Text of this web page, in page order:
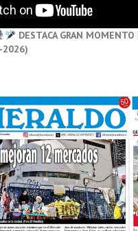
DESTACA GRAN MOMENTO
2026)